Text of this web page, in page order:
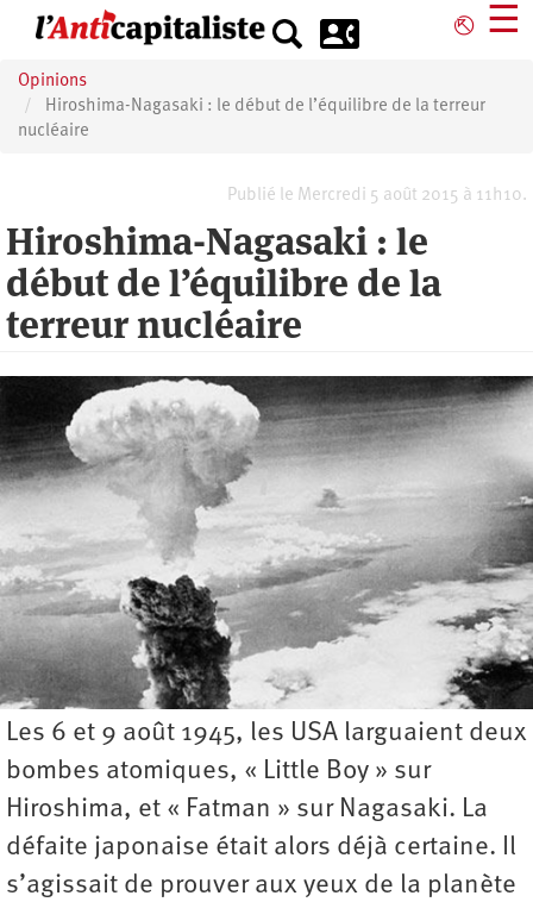
principal
⎋ ☰
Opinions
Hiroshima-Nagasaki : le début de l’équilibre de la terreur
nucléaire
Publié le Mercredi 5 août 2015 à 11h10.
Hiroshima-Nagasaki : le
début de l’équilibre de la
terreur nucléaire
Les 6 et 9 août 1945, les USA larguaient deux
bombes atomiques, « Little Boy » sur
Hiroshima, et « Fatman » sur Nagasaki. La
défaite japonaise était alors déjà certaine. Il
s’agissait de prouver aux yeux de la planète